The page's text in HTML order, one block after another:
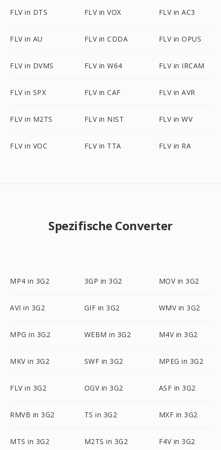
FLV in DTS FLV in VOX FLV in AC3
FLV in AU FLV in CDDA FLV in OPUS
FLV in DVMS FLV in W64 FLV in IRCAM
FLV in SPX FLV in CAF FLV in AVR
FLV in M2TS FLV in NIST FLV in WV
FLV in VOC FLV in TTA FLV in RA
Spezifische Converter
MP4 in 3G2 3GP in 3G2 MOV in 3G2
AVI in 3G2 GIF in 3G2 WMV in 3G2
MPG in 3G2 WEBM in 3G2 M4V in 3G2
MKV in 3G2 SWF in 3G2 MPEG in 3G2
FLV in 3G2 OGV in 3G2 ASF in 3G2
RMVB in 3G2 TS in 3G2 MXF in 3G2
MTS in 3G2 M2TS in 3G2 F4V in 3G2